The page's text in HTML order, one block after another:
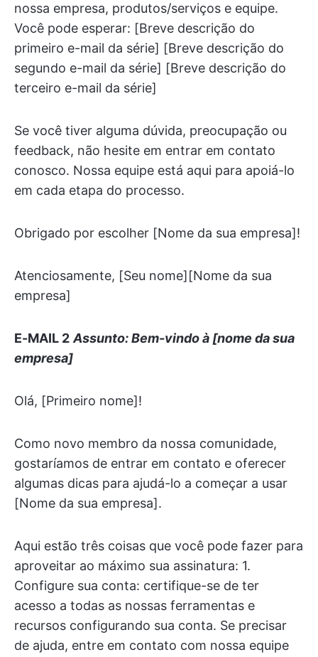
nossa empresa, produtos/serviços e equipe.
Você pode esperar: [Breve descrição do
primeiro e-mail da série] [Breve descrição do
segundo e-mail da série] [Breve descrição do
terceiro e-mail da série]
Se você tiver alguma dúvida, preocupação ou
feedback, não hesite em entrar em contato
conosco. Nossa equipe está aqui para apoiá-lo
em cada etapa do processo.
Obrigado por escolher [Nome da sua empresa]!
Atenciosamente, [Seu nome][Nome da sua
empresa]
E-MAIL 2 Assunto: Bem-vindo à [nome da sua
empresa]
Olá, [Primeiro nome]!
Como novo membro da nossa comunidade,
gostaríamos de entrar em contato e oferecer
algumas dicas para ajudá-lo a começar a usar
[Nome da sua empresa].
Aqui estão três coisas que você pode fazer para
aproveitar ao máximo sua assinatura: 1.
Configure sua conta: certifique-se de ter
acesso a todas as nossas ferramentas e
recursos configurando sua conta. Se precisar
de ajuda, entre em contato com nossa equipe